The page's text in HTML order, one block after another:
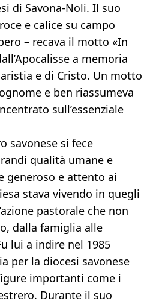
di Savona-Noli. Il suo
e calice su campo
– recava il motto «In
a memoria
e di Cristo. Un motto
e ben riassumeva
sull’essenziale
savonese si fece
qualità umane e
generoso e attento ai
stava vivendo in quegli
pastorale che non
dalla famiglia alle
lui a indire nel 1985
per la diocesi savonese
importanti come i
Durante il suo